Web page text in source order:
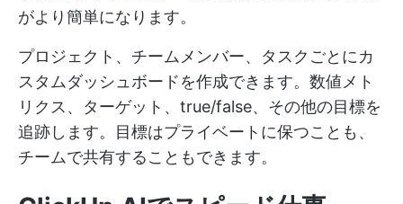
がより簡単になります。
プロジェクト、チームメンバー、タスクごとにカ
スタムダッシュボードを作成できます。数値メト
リクス、ターゲット、true/false、その他の目標を
追跡します。目標はプライベートに保つことも、
チームで共有することもできます。